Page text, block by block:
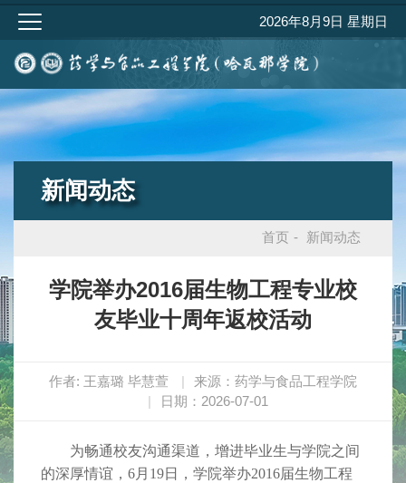
2026年8月9日 星期日
新闻动态
首页 - 新闻动态
学院举办2016届生物工程专业校
友毕业十周年返校活动
作者: 王嘉璐 毕慧萱 |
来源：药学与食品工程学院
|
日期：2026-07-01
为畅通校友沟通渠道，增进毕业生与学院之间
的深厚情谊，6月19日，学院举办2016届生物工程